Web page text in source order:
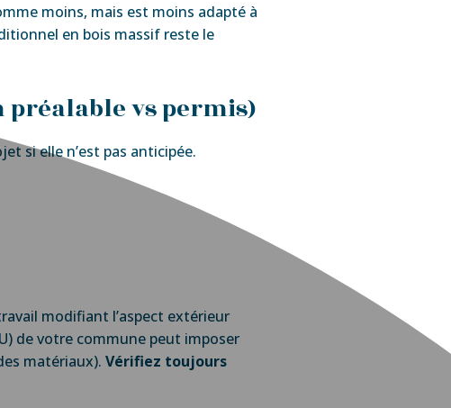
moins, mais est moins adapté à
en bois massif reste le
vs permis)
si elle n’est pas anticipée.
modifiant l’aspect extérieur
de votre commune peut imposer
matériaux). Vérifiez toujours